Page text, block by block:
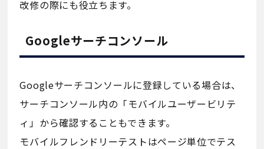
改修の際にも役立ちます。
Googleサーチコンソール
Googleサーチコンソールに登録している場合は、
サーチコンソール内の「モバイルユーザービリテ
ィ」から確認することもできます。
モバイルフレンドリーテストはページ単位でテス